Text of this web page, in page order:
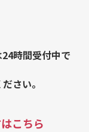
時間受付中で
さい。
こちら